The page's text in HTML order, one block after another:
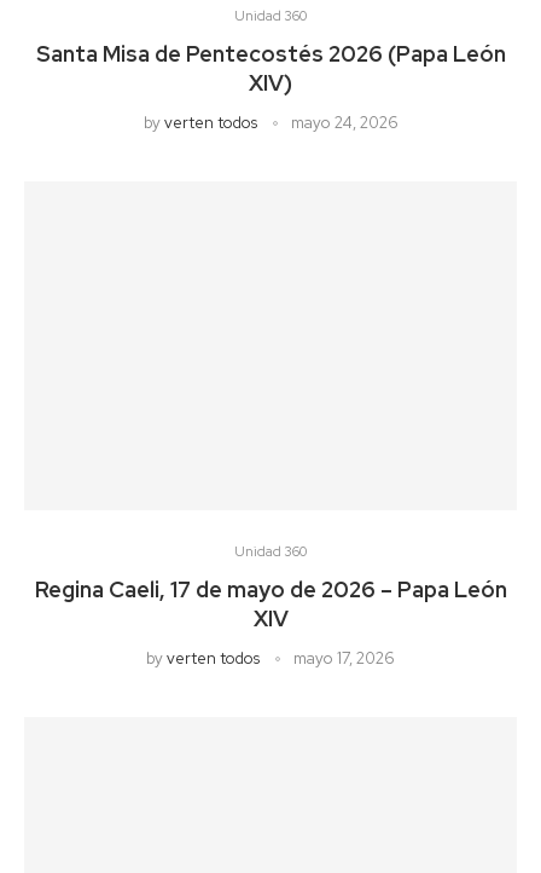
Unidad 360
Santa Misa de Pentecostés 2026 (Papa León
XIV)
byverten todos mayo 24, 2026
Unidad 360
Regina Caeli, 17 de mayo de 2026 – Papa León
XIV
byverten todos mayo 17, 2026